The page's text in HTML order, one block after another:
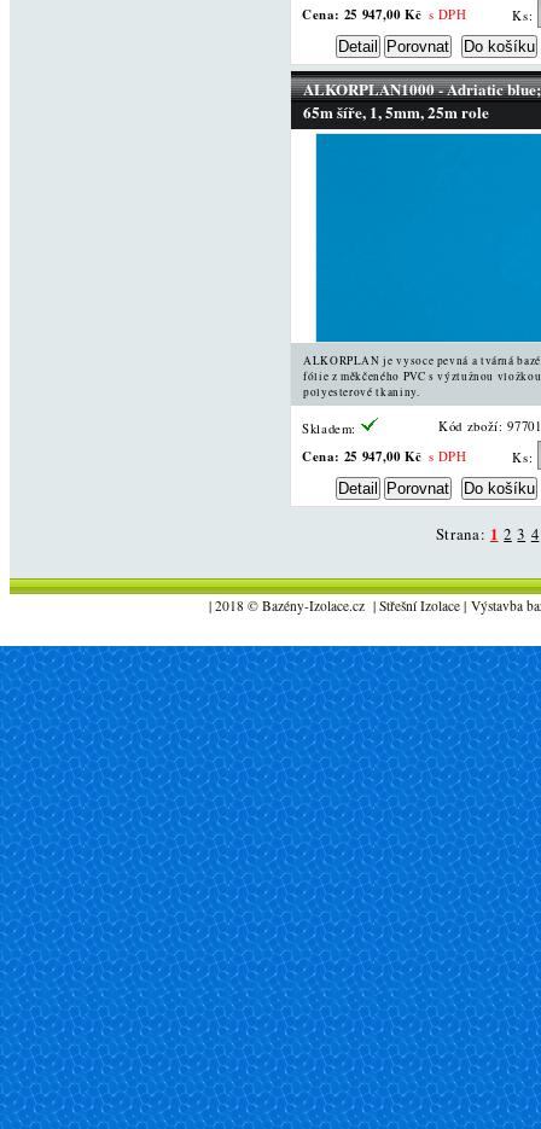
Cena: 25 947,00 Kč s DPH Ks:
ALKORPLAN1000 - Adriatic
65m šíře, 1, 5mm, 25m role
ALKORPLAN je vysoce pevná a tvárná
fólie z měkčeného PVC s výztužnou
polyesterové tkaniny.
Skladem: Kód zboží:
Cena: 25 947,00 Kč s DPH Ks:
Strana: 1 2 3 4
| 2018 © Bazény-Izolace.cz | Střešní Izolace | Výstavba